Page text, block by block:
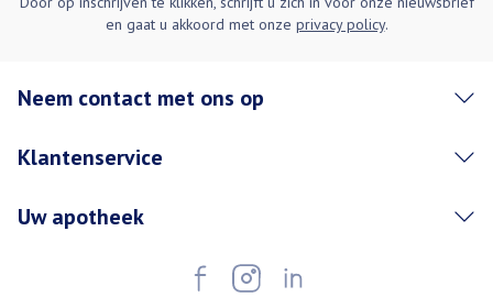
en gaat u akkoord met onze privacy policy.
Neem contact met ons op
Klantenservice
Uw apotheek